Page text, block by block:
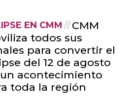
EN CMM
CMM
todos sus
para convertir el
del 12 de agosto
acontecimiento
toda la región